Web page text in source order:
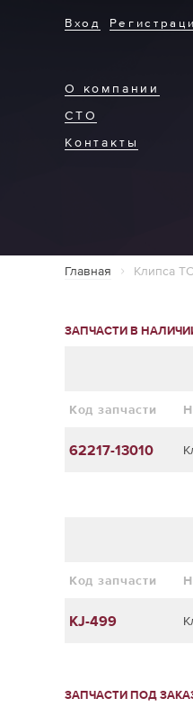
О компании
СТО
Контакты
Вход
Главная Клипса
ЗАПЧАСТИ В
Код запчасти
62217-13010
Код запчасти
KJ-499
ЗАПЧАСТИ ПОД